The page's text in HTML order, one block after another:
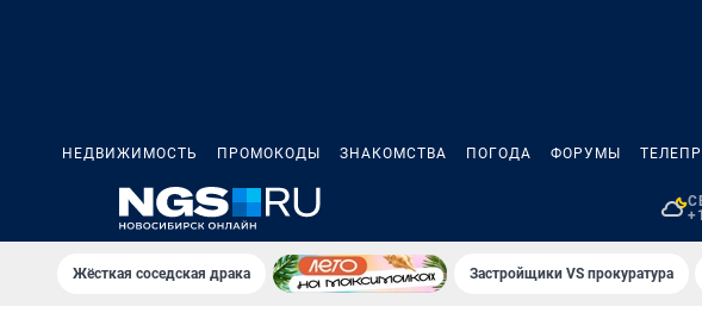
НЕДВИЖИМОСТЬ ПРОМОКОДЫ ЗНАКОМСТВА ПОГОДА ФОРУМЫ
Жёсткая соседская драка Застройщики VS прокуратура